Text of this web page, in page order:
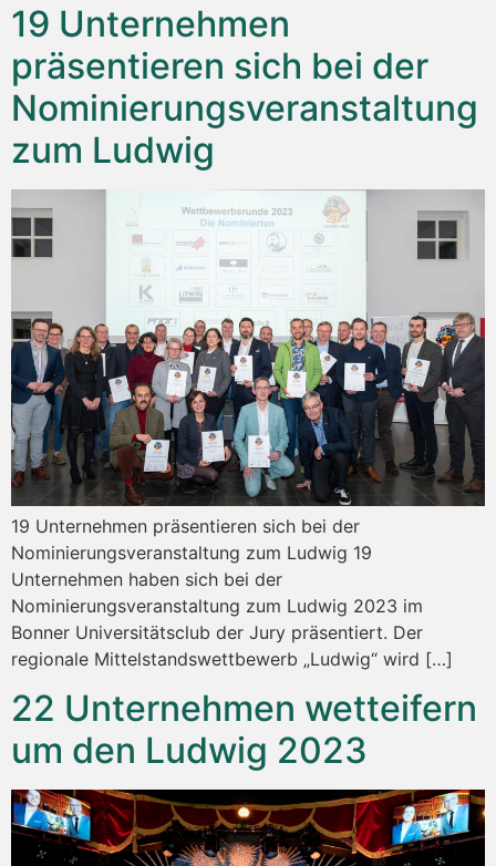
19 Unternehmen
präsentieren sich bei der
Nominierungsveranstaltung
zum Ludwig
19 Unternehmen präsentieren sich bei der
Nominierungsveranstaltung zum Ludwig 19
Unternehmen haben sich bei der
Nominierungsveranstaltung zum Ludwig 2023 im
Bonner Universitätsclub der Jury präsentiert. Der
regionale Mittelstandswettbewerb „Ludwig“ wird […]
22 Unternehmen wetteifern
um den Ludwig 2023